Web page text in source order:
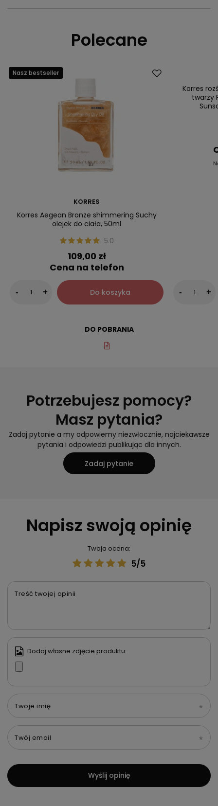
Polecane
Nasz bestseller
KORRES
Korres Aegean Bronze shimmering Suchy
olejek do ciała, 50ml
5.0
109,00 zł
Cena na telefon
- + Do koszyka
Nasz
Korres
twarzy
- +
DO POBRANIA
Potrzebujesz pomocy?
Masz pytania?
Zadaj pytanie a my odpowiemy niezwłocznie, najciekawsze
pytania i odpowiedzi publikując dla innych.
Zadaj pytanie
Napisz swoją opinię
Twoja ocena:
5/5
Treść twojej opinii
Dodaj własne zdjęcie produktu:
Twoje imię
Twój email
Wyślij opinię